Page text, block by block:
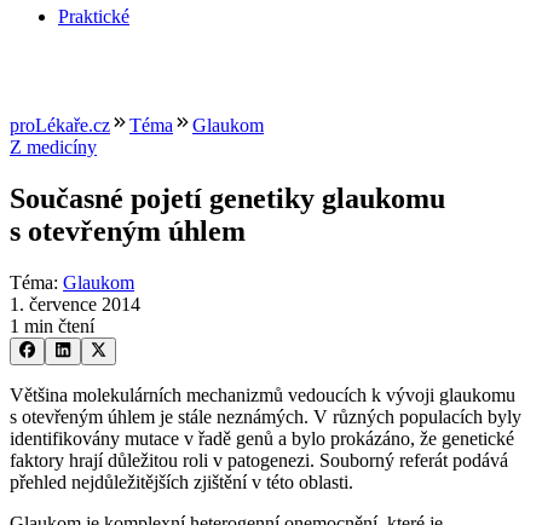
Praktické
proLékaře.cz Téma
Glaukom
Z medicíny
Současné pojetí genetiky glaukomu
s otevřeným úhlem
Téma: Glaukom
1. července 2014
1 min čtení
Většina molekulárních mechanizmů vedoucích k vývoji glaukomu
s otevřeným úhlem je stále neznámých. V různých populacích byly
identifikovány mutace v řadě genů a bylo prokázáno, že genetické
faktory hrají důležitou roli v patogenezi. Souborný referát podává
přehled nejdůležitějších zjištění v této oblasti.